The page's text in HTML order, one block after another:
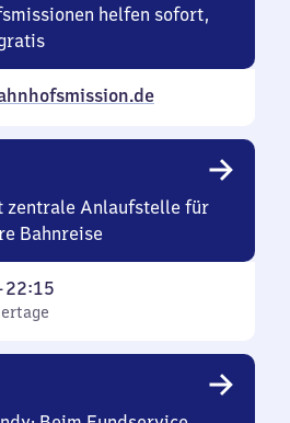
helfen sofort,
zentrale Anlaufstelle für
Bahnreise
22:15